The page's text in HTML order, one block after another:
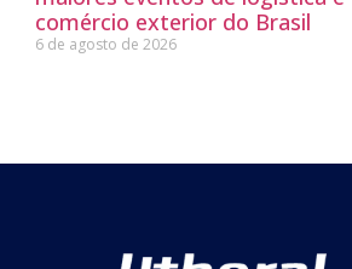
comércio exterior do Brasil
6 de agosto de 2026